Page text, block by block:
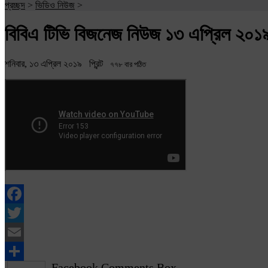
প্রচ্ছদ > ভিডিও নিউজ >
বিবিএ টিভি বিজনেজ নিউজ ১৩ এপ্রিল
শনিবার, ১৩ এপ্রিল ২০১৯ প্রিন্ট ৭৭৮ বার পঠিত
Facebook
Twitter
Email